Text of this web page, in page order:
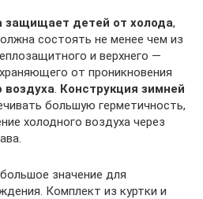
защищает детей от холода,
состоять не менее чем из
и верхнего —
от проникновения
воздуха. Конструкция зимней
большую герметичность,
холодного воздуха через
значение для
Комплект из куртки и